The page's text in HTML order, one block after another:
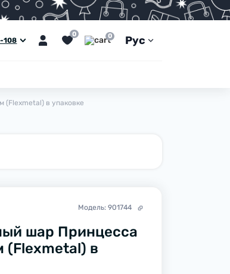
108
0 0 Рус
(Flexmetal) в упаковке
Модель: 901744
шар Принцесса
(Flexmetal) в